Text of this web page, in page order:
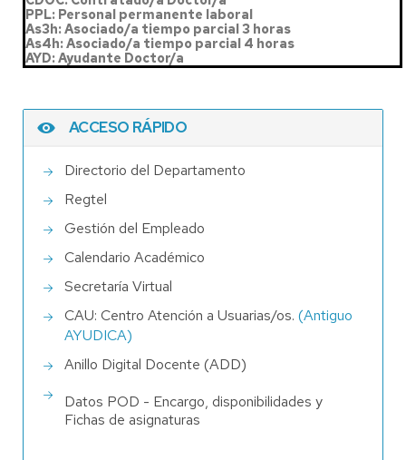
PPL: Personal permanente laboral
As3h: Asociado/a tiempo parcial 3 horas
As4h: Asociado/a tiempo parcial 4 horas
AYD: Ayudante Doctor/a
ACCESO RÁPIDO
Directorio del Departamento
Regtel
Gestión del Empleado
Calendario Académico
Secretaría Virtual
CAU: Centro Atención a Usuarias/os. (Antiguo
AYUDICA)
Anillo Digital Docente (ADD)
Datos POD - Encargo, disponibilidades y
Fichas de asignaturas